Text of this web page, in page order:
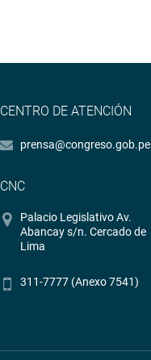
CENTRO DE ATENCIÓN
prensa@congreso.gob.pe
CNC
Palacio Legislativo Av.
Abancay s/n. Cercado de
Lima
311-7777 (Anexo 7541)